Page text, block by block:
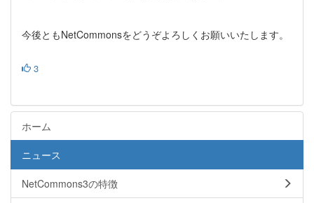
今後ともNetCommonsをどうぞよろしくお願いいたします。
3
ホーム
ニュース
NetCommons3の特徴